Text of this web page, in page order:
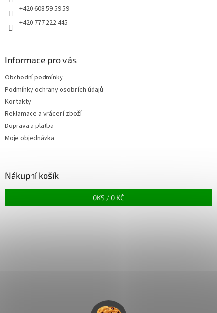
+420 608 59 59 59
+420 777 222 445
Informace pro vás
Obchodní podmínky
Podmínky ochrany osobních údajů
Kontakty
Reklamace a vrácení zboží
Doprava a platba
Moje objednávka
Nákupní košík
0KS / 0 KČ